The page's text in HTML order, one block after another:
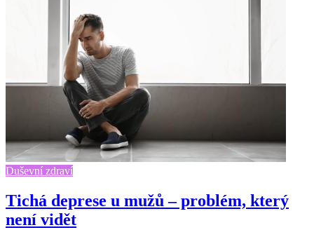
Duševní zdraví
Tichá deprese u mužů – problém, který
není vidět